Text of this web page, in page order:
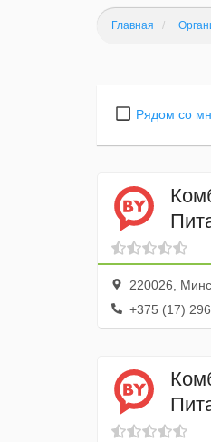
Главная
Рядом со
220026,
+375 (17)